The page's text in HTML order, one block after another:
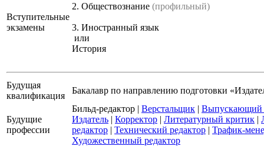
Вступительные
экзамены
2. Обществознание (профильный)
3. Иностранный язык
или
История
Будущая
квалификация
Бакалавр по направлению подготовки
Будущие
профессии
Бильд-редактор | Верстальщик | Выпускающий
Издатель | Корректор | Литературный критик |
редактор | Технический редактор | Трафик-
Художественный редактор